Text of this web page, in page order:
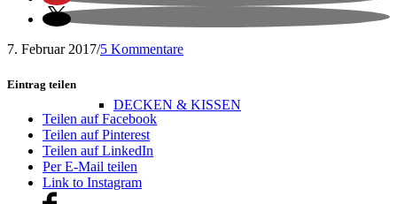
DECKEN & KISSEN
7. Februar 2017/5 Kommentare
Eintrag teilen
Teilen auf Facebook
Teilen auf Pinterest
Teilen auf LinkedIn
Per E-Mail teilen
Link to Instagram